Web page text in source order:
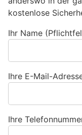
kostenlose
Ihr Name
Ihre E-Mail-
Ihre